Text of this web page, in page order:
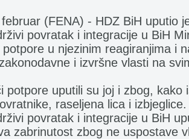
(FENA) - HDZ BiH uputio
povratak i integracije u BiH
potpore u njezinim reagiranjima i
i izvršne vlasti na
potpore uputili su joj i zbog, kako
raseljena lica i
povratak i integracije u BiH
zabrinutost zbog ne uspostave